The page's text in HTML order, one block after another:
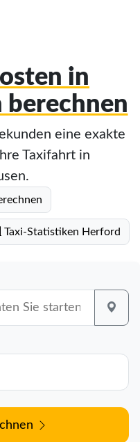
in
berechnen
eine exakte
Taxifahrt in
Taxi-Statistiken Herford